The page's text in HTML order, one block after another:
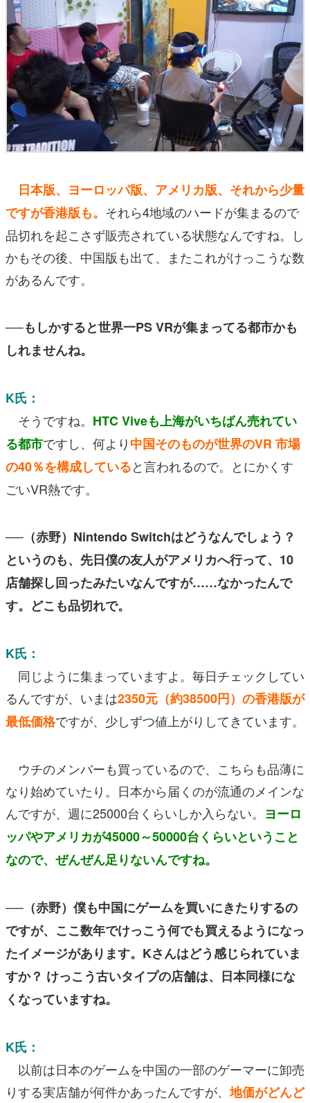
日本版、ヨーロッパ版、アメリカ版、それから少量
ですが香港版も。 それら4地域のハードが集まるので
品切れを起こさず販売されている状態なんですね。し
かもその後、中国版も出て、またこれがけっこうな数
があるんです。
──もしかすると世界一PS VRが集まってる都市かも
しれませんね。
K氏：
そうですね。 HTC Viveも上海がいちばん売れてい
る都市ですし、何より中国そのものが世界のVR 市場
の40％を構成していると言われるので。とにかくす
ごいVR熱です。
──（赤野）Nintendo Switchはどうなんでしょう？
というのも、先日僕の友人がアメリカへ行って、10
店舗探し回ったみたいなんですが……なかったんで
す。どこも品切れで。
K氏：
同じように集まっていますよ。毎日チェックしてい
るんですが、いまは2350元（約38500円）の香港版が
最低価格ですが、少しずつ値上がりしてきています。
ウチのメンバーも買っているので、こちらも品薄に
なり始めていたり。日本から届くのが流通のメインな
んですが、週に25000台くらいしか入らない。 ヨーロ
ッパやアメリカが45000～50000台くらいということ
なので、ぜんぜん足りないんですね。
──（赤野）僕も中国にゲームを買いにきたりするの
ですが、ここ数年でけっこう何でも買えるようになっ
たイメージがあります。Kさんはどう感じられていま
すか？ けっこう古いタイプの店舗は、日本同様にな
くなっていますね。
K氏：
以前は日本のゲームを中国の一部のゲーマーに卸売
りする実店舗が何件かあったんですが、地価がどんど